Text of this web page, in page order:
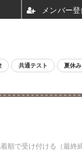
共通テスト 夏休み
で受け付ける（最終